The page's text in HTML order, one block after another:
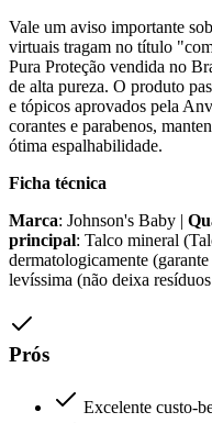
Vale um aviso importante
virtuais tragam no título
Pura Proteção vendida no
de alta pureza. O produto
e tópicos aprovados pela
corantes e parabenos,
ótima espalhabilidade.
Ficha técnica
Marca: Johnson's Baby |
principal: Talco mineral
dermatologicamente
levíssima (não deixa
Prós
Excelente custo-